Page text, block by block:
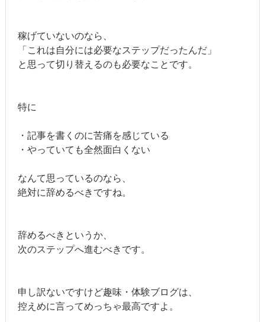
稼げていないのなら、
「これは自分には必要なステップだったんだ」
と思って切り替えるのも必要なことです。
特に
・記事を書くのに苦痛を感じている
・やっていても全然面白くない
なんて思っているのなら、
絶対に辞めるべきですね。
辞めるべきというか、
次のステップへ進むべきです。
申し訳ないですけど趣味・体験ブログは、
控えめに言ってめっちゃ最高ですよ。